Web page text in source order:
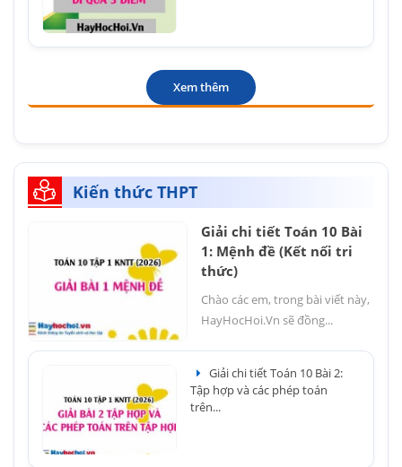
Xem thêm
Kiến thức THPT
Giải chi tiết Toán 10 Bài
1: Mệnh đề (Kết nối tri
thức)
Chào các em, trong bài viết này,
HayHocHoi.Vn sẽ đồng...
Giải chi tiết Toán 10 Bài 2:
Tập hợp và các phép toán
trên...